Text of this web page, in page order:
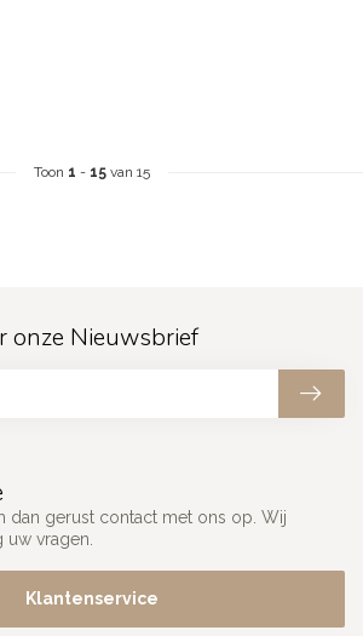
Toon 1 - 15 van 15
dan gerust contact met ons op. Wij
vragen.
Klantenservice
onze Nieuwsbrief